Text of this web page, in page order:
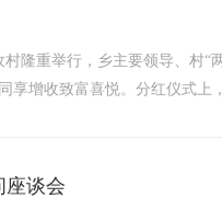
隆重举行，乡主要领导、村“
享增收致富喜悦。分红仪式上
座谈会